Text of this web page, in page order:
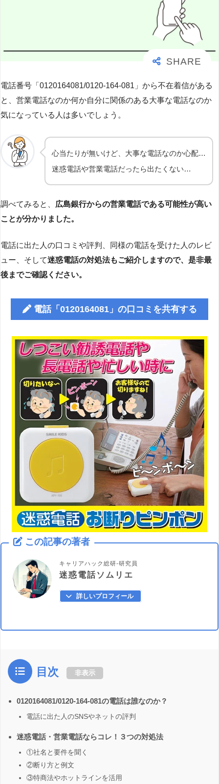
電話番号「0120164081/0120-164-081」から不在着信がある
と、営業電話なのか何か自分に関係のある大事な電話なのか
気になっている人は多いでしょう。
心当たりが無いけど、大事な電話なのか心配…
迷惑電話や営業電話だったら出たくない…
調べてみると、 広島銀行からの営業電話である可能性が高い
ことが分かりました。
電話に出た人の口コミや評判、同様の電話を受けた人のレビ
ュー、そして迷惑電話の対処法もご紹介しますので、是非最
後までご確認ください。
電話「0120164081」の口コミを共有する
この記事の著者
キャリアハック総研-研究員
迷惑電話ソムリエ
詳しいプロフィール
目次 非表示
0120164081/0120-164-081の電話は誰なのか？
電話に出た人のSNSやネットの評判
迷惑電話・営業電話ならコレ！３つの対処法
①社名と要件を聞く
②断り方と例文
③特商法やホットラインを活用